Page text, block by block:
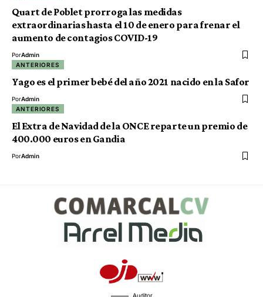
Quart de Poblet prorroga las medidas
extraordinarias hasta el 10 de enero para frenar el
aumento de contagios COVID-19
PorAdmin
ANTERIORES
Yago es el primer bebé del año 2021 nacido en la Safor
PorAdmin
ANTERIORES
El Extra de Navidad de la ONCE reparte un premio de
400.000 euros en Gandia
PorAdmin
Auditor